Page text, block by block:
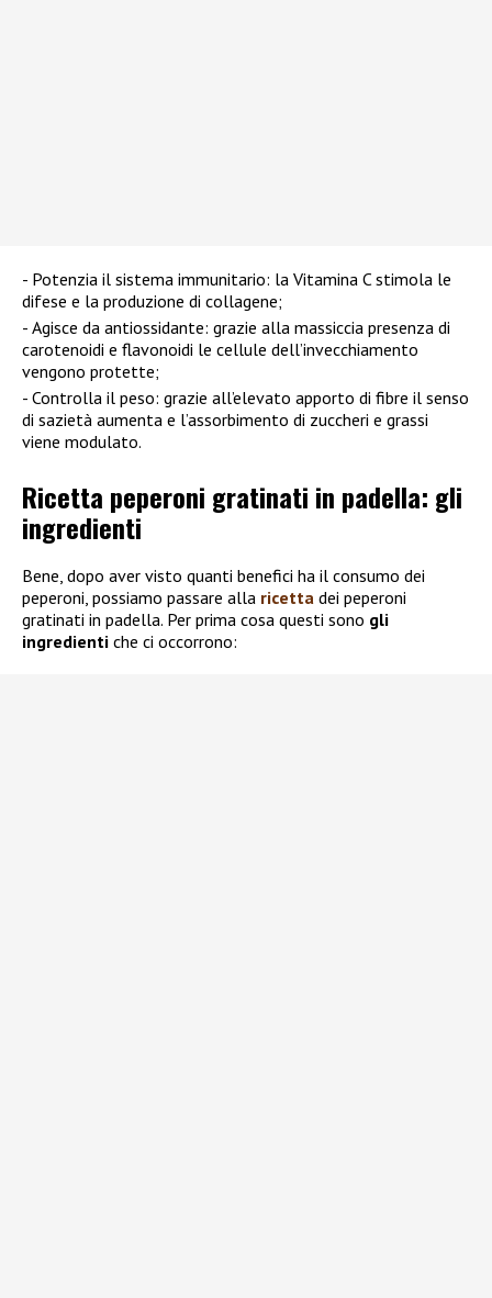
Potenzia il sistema immunitario: la Vitamina C stimola le
difese e la produzione di collagene;
Agisce da antiossidante: grazie alla massiccia presenza di
carotenoidi e flavonoidi le cellule dell’invecchiamento
vengono protette;
Controlla il peso: grazie all’elevato apporto di fibre il senso
di sazietà aumenta e l’assorbimento di zuccheri e grassi
viene modulato.
Ricetta peperoni gratinati in padella: gli
ingredienti
Bene, dopo aver visto quanti benefici ha il consumo dei
peperoni, possiamo passare alla ricetta dei peperoni
gratinati in padella. Per prima cosa questi sono gli
ingredienti che ci occorrono: